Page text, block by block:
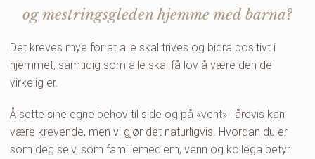
og mestringsgleden hjemme med barna?
Det kreves mye for at alle skal trives og bidra positivt i
hjemmet, samtidig som alle skal få lov å være den de
virkelig er.
Å sette sine egne behov til side og på «vent» i årevis kan
være krevende, men vi gjør det naturligvis. Hvordan du er
som deg selv, som familiemedlem, venn og kollega betyr